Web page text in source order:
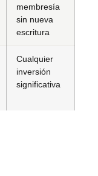
membresía
sin nueva
escritura
Cualquier
inversión
significativa